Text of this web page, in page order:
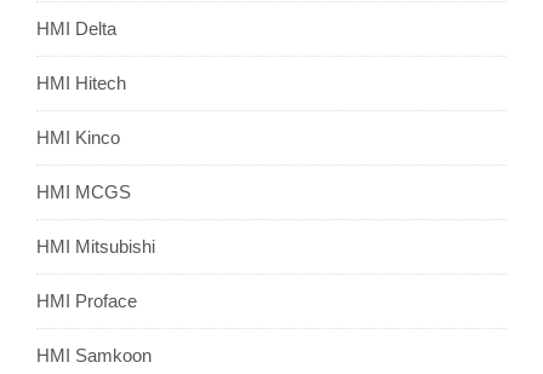
HMI Delta
HMI Hitech
HMI Kinco
HMI MCGS
HMI Mitsubishi
HMI Proface
HMI Samkoon